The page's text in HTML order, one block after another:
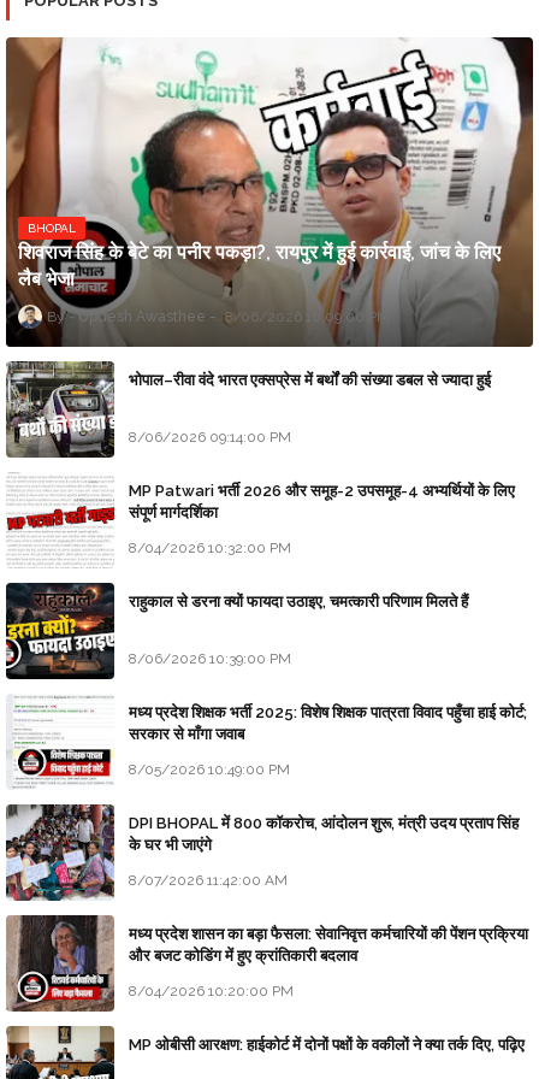
BHOPAL
शिवराज सिंह के बेटे का पनीर पकड़ा?, रायपुर में हुई कार्रवाई, जांच के लिए
लैब भेजा
Updesh Awasthee 8/06/2026 10:09:00 PM
भोपाल–रीवा वंदे भारत एक्सप्रेस में बर्थों की संख्या डबल से ज्यादा हुई
8/06/2026 09:14:00 PM
MP Patwari भर्ती 2026 और समूह-2 उपसमूह-4 अभ्यर्थियों के लिए
संपूर्ण मार्गदर्शिका
8/04/2026 10:32:00 PM
राहुकाल से डरना क्यों फायदा उठाइए, चमत्कारी परिणाम मिलते हैं
8/06/2026 10:39:00 PM
मध्य प्रदेश शिक्षक भर्ती 2025: विशेष शिक्षक पात्रता विवाद पहुँचा हाई कोर्ट;
सरकार से माँगा जवाब
8/05/2026 10:49:00 PM
DPI BHOPAL में 800 कॉकरोच, आंदोलन शुरू, मंत्री उदय प्रताप सिंह
के घर भी जाएंगे
8/07/2026 11:42:00 AM
मध्य प्रदेश शासन का बड़ा फैसला: सेवानिवृत्त कर्मचारियों की पेंशन प्रक्रिया
और बजट कोडिंग में हुए क्रांतिकारी बदलाव
8/04/2026 10:20:00 PM
MP ओबीसी आरक्षण: हाईकोर्ट में दोनों पक्षों के वकीलों ने क्या तर्क दिए, पढ़िए